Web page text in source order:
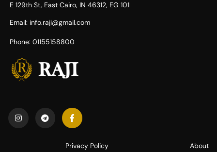
101 E 129th St, East Cairo, IN 46312, EG​
Email: info.raji@gmail.com
Phone: 01155158800
About
Privacy Policy